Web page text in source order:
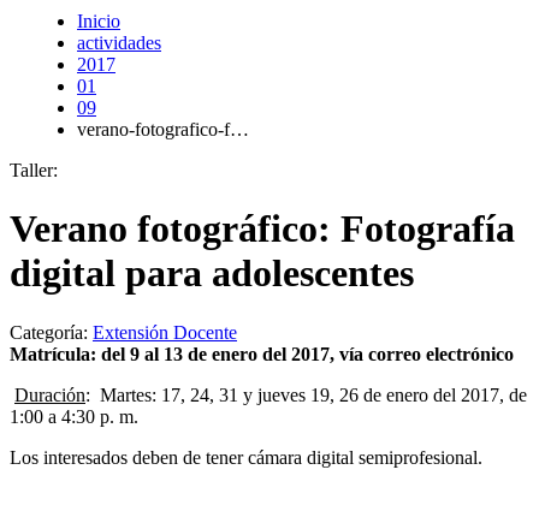
Inicio
actividades
2017
01
09
verano-fotografico-f…
Taller:
Verano fotográfico: Fotografía
digital para adolescentes
Categoría: Extensión Docente
Matrícula: del 9 al 13 de enero del 2017, vía correo electrónico
Duración: Martes: 17, 24, 31 y jueves 19, 26 de enero del 2017, de
1:00 a 4:30 p. m.
Los interesados deben de tener cámara digital semiprofesional.